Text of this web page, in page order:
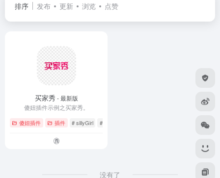
排序 发布 更新 浏览 点赞
买家秀 - 最新版
傻妞插件示例之买家秀。
傻妞插件 插件 # sillyGirl # 买家秀
没有了